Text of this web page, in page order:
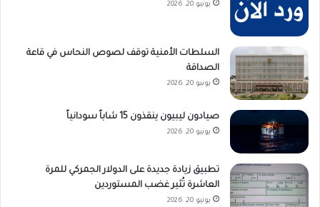
يونيو 20, 2026
السلطات الأمنية توقف لصوص النحاس في قاعة
الصداقة
يونيو 20, 2026
صيادون ليبيون ينقذون 15 شاباً سودانياً
يونيو 20, 2026
تطبيق زيادة جديدة على الدولار الجمركي للمرة
العاشرة تُثير غضب المستوردين
يونيو 20, 2026